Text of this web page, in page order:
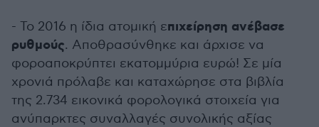
- Το 2016 η ίδια ατομική επιχείρηση ανέβασε
ρυθμούς. Αποθρασύνθηκε και άρχισε να
φοροαποκρύπτει εκατομμύρια ευρώ! Σε μία
χρονιά πρόλαβε και καταχώρησε στα βιβλία
της 2.734 εικονικά φορολογικά στοιχεία για
ανύπαρκτες συναλλαγές συνολικής αξίας